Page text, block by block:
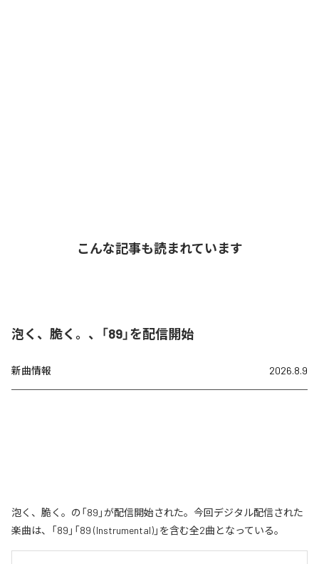
こんな記事も読まれています
泡く、脆く。、「89」を配信開始
新曲情報 2026.8.9
泡く、脆く。の「89」が配信開始された。今回デジタル配信された
楽曲は、「89」「89 (Instrumental)」を含む全2曲となっている。